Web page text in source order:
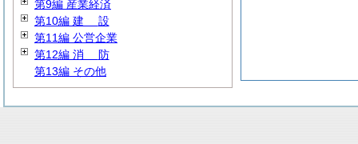
第9編 産業経済
第10編 建 設
第11編 公営企業
第12編 消 防
第13編 その他